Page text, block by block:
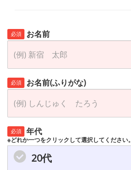
必須 お名前
必須 お名前(ふりがな)
必須 年代
※どれか一つをクリックして選択してください。
20代